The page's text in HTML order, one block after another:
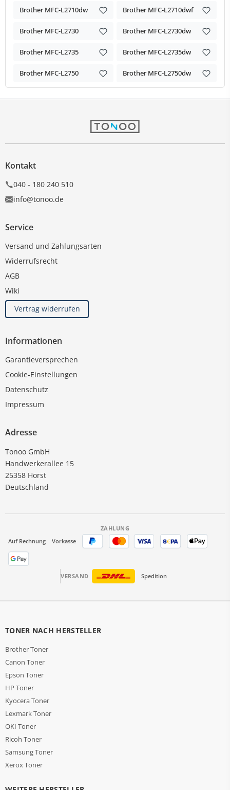
Brother MFC-L2710dw Brother MFC-L2710dwf
Brother MFC-L2730 Brother MFC-L2730dw
Brother MFC-L2735 Brother MFC-L2735dw
Brother MFC-L2750 Brother MFC-L2750dw
Kontakt
040 - 180 240 510
info@tonoo.de
Service
Versand und Zahlungsarten
Widerrufsrecht
AGB
Wiki
Vertrag widerrufen
Informationen
Garantieversprechen
Cookie-Einstellungen
Datenschutz
Impressum
Adresse
Tonoo GmbH
Handwerkerallee 15
25358 Horst
Deutschland
ZAHLUNG
Auf Rechnung
Vorkasse
VERSAND Spedition
TONER NACH HERSTELLER
Brother Toner
Canon Toner
Epson Toner
HP Toner
Kyocera Toner
Lexmark Toner
OKI Toner
Ricoh Toner
Samsung Toner
Xerox Toner